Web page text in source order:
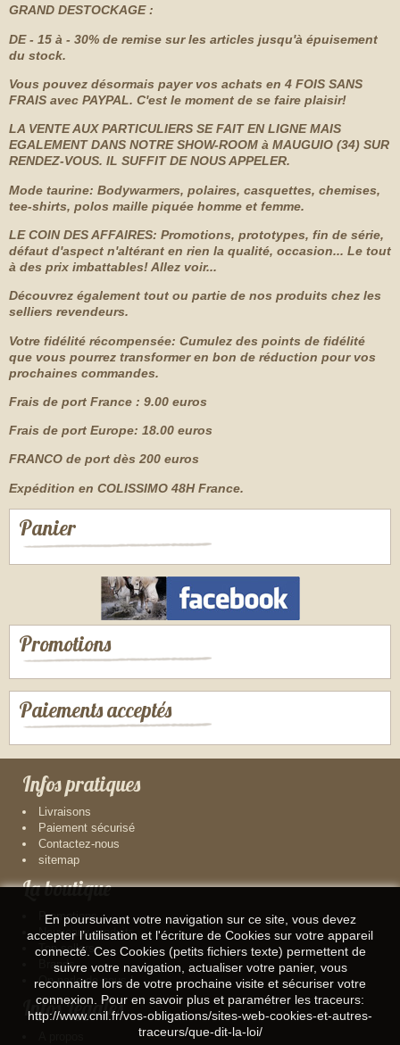
En poursuivant votre navigation sur ce site, vous devez
accepter l’utilisation et l'écriture de Cookies sur votre appareil
connecté. Ces Cookies (petits fichiers texte) permettent de
suivre votre navigation, actualiser votre panier, vous
reconnaitre lors de votre prochaine visite et sécuriser votre
connexion. Pour en savoir plus et paramétrer les traceurs:
http://www.cnil.fr/vos-obligations/sites-web-cookies-et-autres-
traceurs/que-dit-la-loi/
GRAND DESTOCKAGE :
DE - 15 à - 30% de remise sur les articles jusqu'à épuisement
du stock.
Vous pouvez désormais payer vos achats en 4 FOIS SANS
FRAIS avec PAYPAL. C'est le moment de se faire plaisir!
LA VENTE AUX PARTICULIERS SE FAIT EN LIGNE MAIS
EGALEMENTDANS NOTRE SHOW-ROOM à MAUGUIO (34) SUR
RENDEZ-VOUS. IL SUFFIT DE NOUS APPELER.
Mode taurine: Bodywarmers, polaires, casquettes, chemises,
tee-shirts, polos maille piquée homme et femme.
LE COIN DES AFFAIRES: Promotions, prototypes, fin de série,
défaut d'aspect n'altérant en rien la qualité, occasion... Le tout
à des prix imbattables! Allez voir...
Découvrez également tout ou partie de nos produits chez les
selliers revendeurs.
Votre fidélité récompensée: Cumulez des points de fidélité
que vous pourrez transformer en bon de réduction pour vos
prochaines commandes.
Frais de port France : 9.00 euros
Frais de port Europe: 18.00 euros
FRANCO de port dès 200 euros
Expédition en COLISSIMO 48H France.
Panier
Promotions
Paiements acceptés
Infos pratiques
Livraisons
Paiement sécurisé
Contactez-nous
sitemap
La boutique
Promotions
Nouveaux produits
Top sellers
Brands
On parle de nous !
Infos Légales